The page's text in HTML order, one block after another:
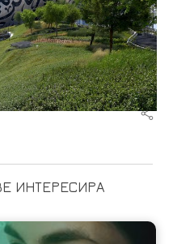
ИНТЕРЕСИРА